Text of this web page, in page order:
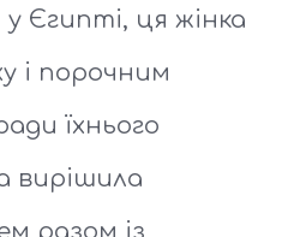
у Єгипті, ця жінка
і порочним
їхнього
вирішила